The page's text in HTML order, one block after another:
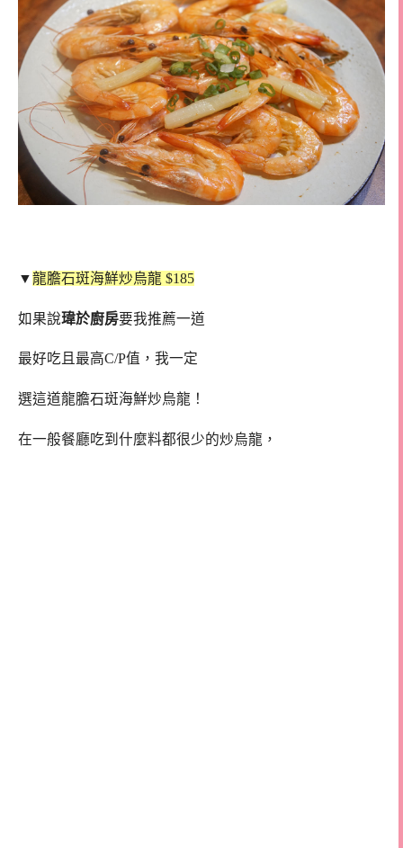
▼龍膽石斑海鮮炒烏龍 $185
如果說瑋於廚房要我推薦一道
最好吃且最高C/P值，我一定
選這道龍膽石斑海鮮炒烏龍！
在一般餐廳吃到什麼料都很少的炒烏龍，